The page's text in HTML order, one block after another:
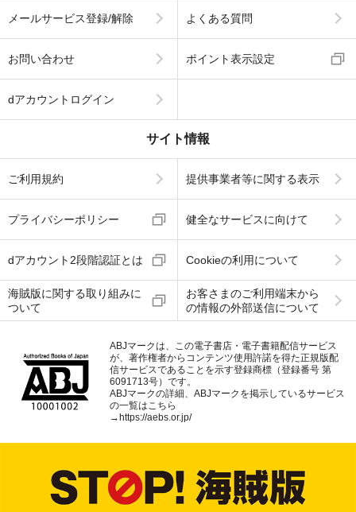
メールサービス登録/解除 よくある質問
お問い合わせ ポイント表示設定
dアカウントログイン
サイト情報
ご利用規約 提供事業者等に関する表示
プライバシーポリシー 健全なサービスに向けて
dアカウント2段階認証とは Cookieの利用について
海賊版に関する取り組みに
ついて
お客さまのご利用端末から
の情報の外部送信について
ABJマークは、この電子書店・電子書籍配信サービス
が、著作権者からコンテンツ使用許諾を得た正規版配
信サービスであることを示す登録商標（登録番号 第
6091713号）です。
ABJマークの詳細、ABJマークを掲示しているサービス
の一覧はこちら
→https://aebs.or.jp/